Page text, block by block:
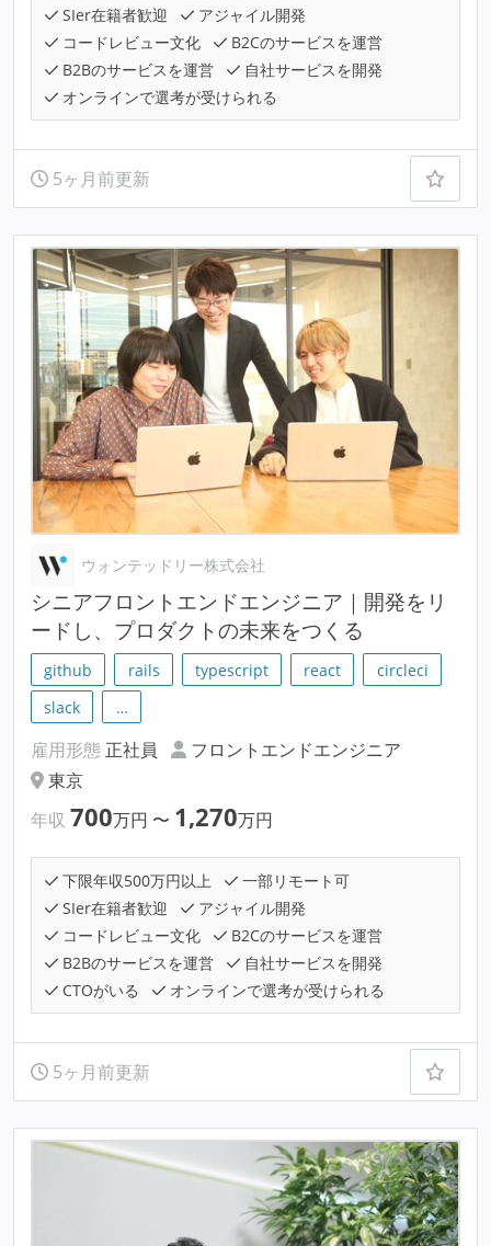
SIer在籍者歓迎
アジャイル開発
コードレビュー文化
B2Cのサービスを運営
B2Bのサービスを運営
自社サービスを開発
オンラインで選考が受けられる
5ヶ月前更新
ウォンテッドリー株式会社
シニアフロントエンドエンジニア｜開発をリ
ードし、プロダクトの未来をつくる
github rails typescript react
circleci
slack
…
雇用形態 正社員
フロントエンドエンジニア
東京
年収 700万円 〜 1,270万円
下限年収500万円以上
一部リモート可
SIer在籍者歓迎
アジャイル開発
コードレビュー文化
B2Cのサービスを運営
B2Bのサービスを運営
自社サービスを開発
CTOがいる
オンラインで選考が受けられる
5ヶ月前更新